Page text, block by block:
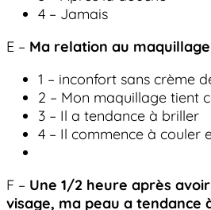
4 – Jamais
E – Ma relation au maquillage
1 – inconfort sans crème
2 – Mon maquillage tient
3 – Il a tendance à briller
4 – Il commence à couler
F – Une 1/2 heure après
visage, ma peau a tendance